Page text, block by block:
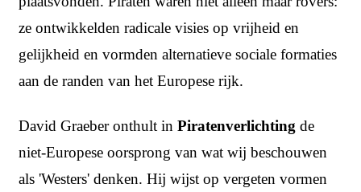
ze ontwikkelden radicale visies op vrijheid en
gelijkheid en vormden alternatieve sociale formaties
aan de randen van het Europese rijk.
David Graeber onthult in Piratenverlichting de
niet-Europese oorsprong van wat wij beschouwen
als 'Westers' denken. Hij wijst op vergeten vormen